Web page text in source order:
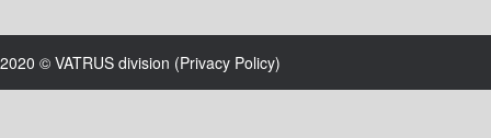
2020 © VATRUS division (Privacy Policy)